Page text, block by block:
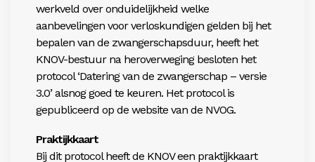
werkveld over onduidelijkheid welke
aanbevelingen voorverloskundigen gelden bij het
bepalen van de zwangerschapsduur, heeft het
KNOV-bestuur na heroverweging besloten het
protocol‘Datering van de zwangerschap – versie
3.0’ alsnog goed te keuren. Het protocol is
gepubliceerd op de website van de NVOG.
Praktijkkaart
Bij dit protocol heeft de KNOVeen praktijkkaart